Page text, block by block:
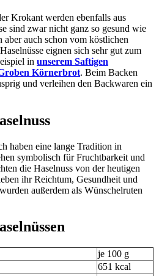
Krokant werden ebenfalls aus
sind zwar nicht ganz so gesund wie
aber auch schon vom köstlichen
eignen sich sehr gut zum
in unserem Saftigen
Körnerbrot. Beim Backen
und verleihen den Backwaren ein
haben eine lange Tradition in
symbolisch für Fruchtbarkeit und
die Haselnuss von der heutigen
ihr Reichtum, Gesundheit und
außerdem als Wünschelruten
je 100 g
651 kcal